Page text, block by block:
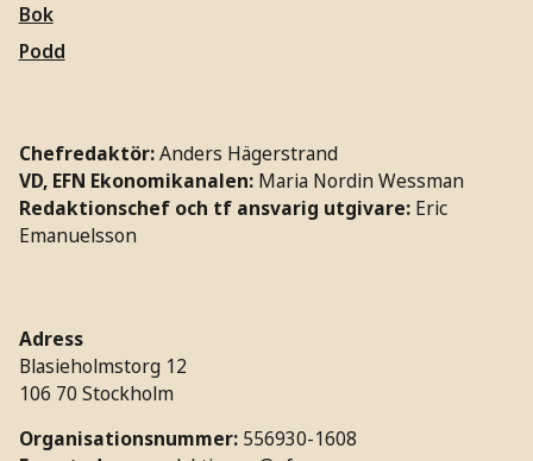
Bok
Podd
Chefredaktör:Anders Hägerstrand
VD, EFN Ekonomikanalen: Maria Nordin Wessman
Redaktionschef och tf ansvarig utgivare: Eric
Emanuelsson
Adress
Blasieholmstorg 12
106 70 Stockholm
Organisationsnummer: 556930-1608